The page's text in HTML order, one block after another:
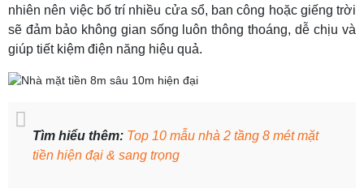
nhiên nên việc bố trí nhiều cửa sổ, ban công hoặc giếng trời
sẽ đảm bảo không gian sống luôn thông thoáng, dễ chịu và
giúp tiết kiệm điện năng hiệu quả.
Tìm hiểu thêm: Top 10 mẫu nhà 2 tầng 8 mét mặt
tiền hiện đại & sang trọng